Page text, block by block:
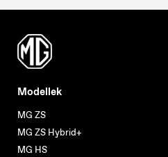
Modellek
MG ZS
MG ZS Hybrid+
MG HS